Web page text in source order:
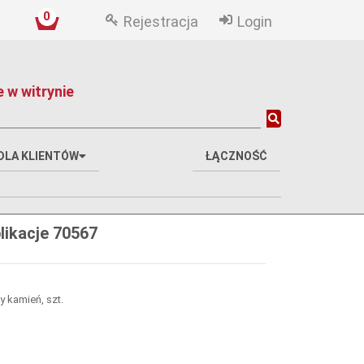
Rejestracja Login
0
w witrynie
KLIENTÓW ŁĄCZNOŚĆ
70567
kamień, szt.